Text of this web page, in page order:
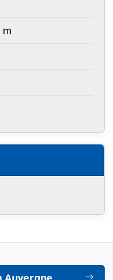
m
Auvergne